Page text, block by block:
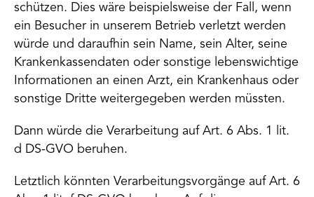
schützen. Dies wäre beispielsweise der Fall, wenn
ein Besucher in unserem Betrieb verletzt werden
würde und daraufhin sein Name, sein Alter, seine
Krankenkassendaten oder sonstige lebenswichtige
Informationen an einen Arzt, ein Krankenhaus oder
sonstige Dritte weitergegeben werden müssten.
Dann würde die Verarbeitung auf Art. 6 Abs. 1 lit.
d DS-GVO beruhen.
Letztlich könnten Verarbeitungsvorgänge auf Art. 6